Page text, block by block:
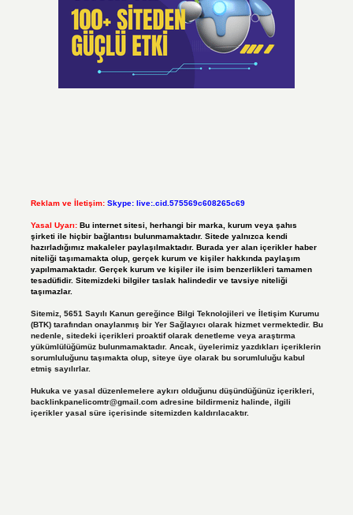
Reklam ve İletişim: Skype: live:.cid.575569c608265c69
Yasal Uyarı: Bu internet sitesi, herhangi bir marka, kurum veya şahıs
şirketi ile hiçbir bağlantısı bulunmamaktadır. Sitede yalnızca kendi
hazırladığımız makaleler paylaşılmaktadır. Burada yer alan içerikler haber
niteliği taşımamakta olup, gerçek kurum ve kişiler hakkında paylaşım
yapılmamaktadır. Gerçek kurum ve kişiler ile isim benzerlikleri tamamen
tesadüfidir. Sitemizdeki bilgiler taslak halindedir ve tavsiye niteliği
taşımazlar.
Sitemiz, 5651 Sayılı Kanun gereğince Bilgi Teknolojileri ve İletişim Kurumu
(BTK) tarafından onaylanmış bir Yer Sağlayıcı olarak hizmet vermektedir. Bu
nedenle, sitedeki içerikleri proaktif olarak denetleme veya araştırma
yükümlülüğümüz bulunmamaktadır. Ancak, üyelerimiz yazdıkları içeriklerin
sorumluluğunu taşımakta olup, siteye üye olarak bu sorumluluğu kabul
etmiş sayılırlar.
Hukuka ve yasal düzenlemelere aykırı olduğunu düşündüğünüz içerikleri,
backlinkpanelicomtr@gmail.comadresine bildirmeniz halinde, ilgili
içerikler yasal süre içerisinde sitemizden kaldırılacaktır.